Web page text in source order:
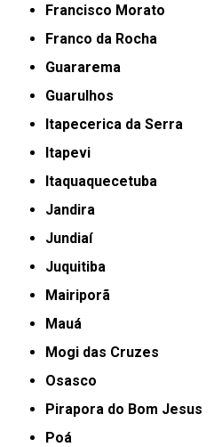
Francisco Morato
Franco da Rocha
Guararema
Guarulhos
Itapecerica da Serra
Itapevi
Itaquaquecetuba
Jandira
Jundiaí
Juquitiba
Mairiporã
Mauá
Mogi das Cruzes
Osasco
Pirapora do Bom Jesus
Poá